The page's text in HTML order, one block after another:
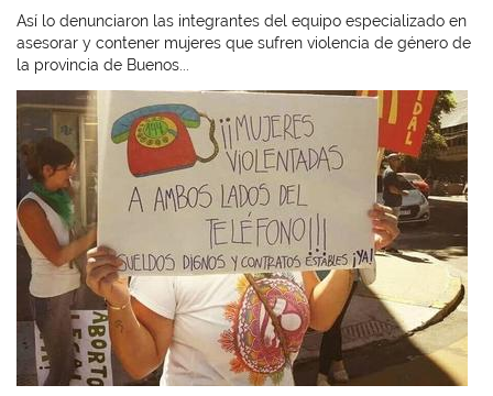
Así lo denunciaron las integrantes del equipo especializado en
asesorar y contener mujeres que sufren violencia de género de
la provincia de Buenos...